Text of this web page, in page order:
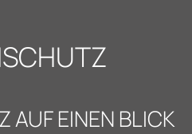
AUF EINEN BLICK